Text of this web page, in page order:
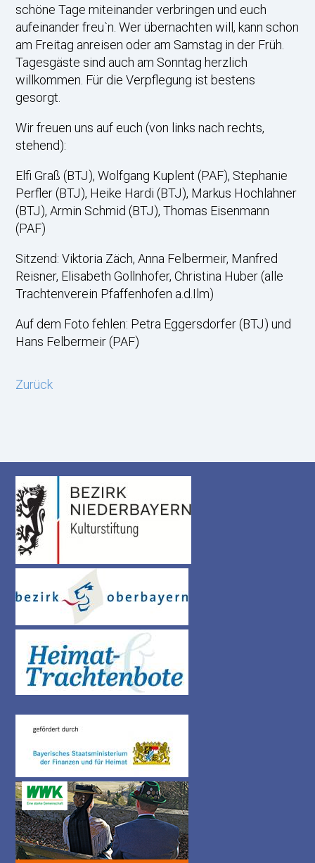
schöne Tage miteinander verbringen und euch
aufeinander freu`n. Wer übernachten will, kann schon
am Freitag anreisen oder am Samstag in der Früh.
Tagesgäste sind auch am Sonntag herzlich
willkommen. Für die Verpflegung ist bestens
gesorgt.
Wir freuen uns auf euch (von links nach rechts,
stehend):
Elfi Graß (BTJ), Wolfgang Kuplent (PAF), Stephanie
Perfler (BTJ), Heike Hardi (BTJ), Markus Hochlahner
(BTJ), Armin Schmid (BTJ), Thomas Eisenmann
(PAF)
Sitzend: Viktoria Zäch, Anna Felbermeir, Manfred
Reisner, Elisabeth Gollnhofer, Christina Huber (alle
Trachtenverein Pfaffenhofen a.d.Ilm)
Auf dem Foto fehlen: Petra Eggersdorfer (BTJ) und
Hans Felbermeir (PAF)
Zurück